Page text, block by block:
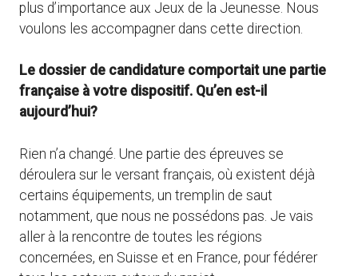
plus d’importance aux Jeux de la Jeunesse. Nous
voulons les accompagner dans cette direction.
Le dossier de candidature comportait une partie
française à votre dispositif. Qu’en est-il
aujourd’hui?
Rien n’a changé. Une partie des épreuves se
déroulera sur le versant français, où existent déjà
certains équipements, un tremplin de saut
notamment, que nous ne possédons pas. Je vais
aller à la rencontre de toutes les régions
concernées, en Suisse et en France, pour fédérer